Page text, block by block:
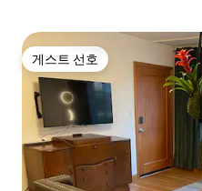
게스트 선호
게스트 선호